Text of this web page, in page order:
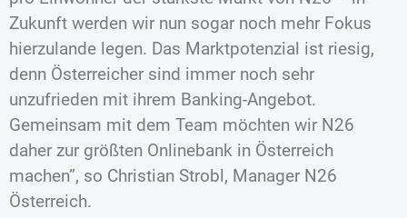
Zukunft werden wir nun sogar noch mehr Fokus
hierzulande legen. Das Marktpotenzial ist riesig,
denn Österreicher sind immer noch sehr
unzufrieden mit ihrem Banking-Angebot.
Gemeinsam mit dem Team möchten wir N26
daher zur größten Onlinebank in Österreich
machen”, so Christian Strobl, Manager N26
Österreich.